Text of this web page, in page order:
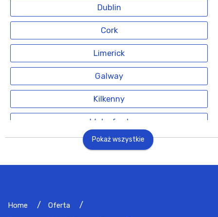
Dublin
Cork
Limerick
Galway
Kilkenny
Waterford
Pokaż wszystkie
Home
Oferta